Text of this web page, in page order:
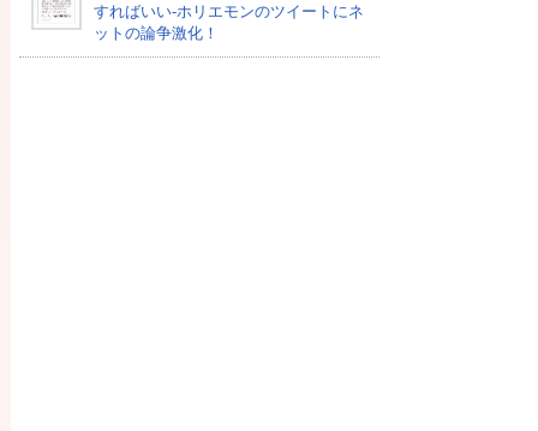
すればいい-ホリエモンのツイートにネ
ットの論争激化！